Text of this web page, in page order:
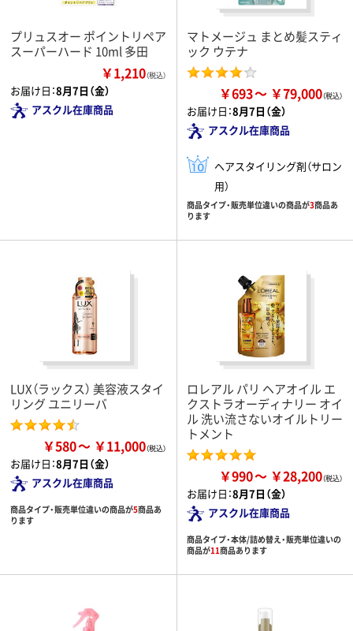
プリュスオー ポイントリペア
スーパーハード 10ml 多田
￥1,210（税込）
お届け日：8月7日（金）
アスクル在庫商品
マトメージュ まとめ髪スティ
ック ウテナ
￥693 ￥79,000
お届け日：8月7日（金）
アスクル在庫商品
ヘアスタイリング剤（サロン
用）
商品タイプ・販売単位違いの商品が3商品あ
ります
LUX（ラックス） 美容液スタイ
リング ユニリーバ
￥580 ￥11,000
お届け日：8月7日（金）
アスクル在庫商品
商品タイプ・販売単位違いの商品が5商品あ
ります
ロレアル パリ ヘアオイル エ
クストラオーディナリー オイ
ル 洗い流さないオイルトリー
トメント
￥990 ￥28,200
お届け日：8月7日（金）
アスクル在庫商品
商品タイプ・本体/詰め替え・販売単位違いの
商品が11商品あります